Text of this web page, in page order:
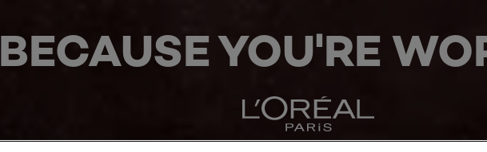
BECAUSE YOU'RE